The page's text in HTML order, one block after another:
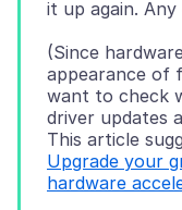
(Since
appearance of
want to check
driver updates
This article
Upgrade your
hardware